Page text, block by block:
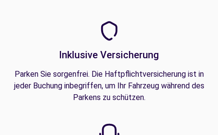
Inklusive Versicherung
Parken Sie sorgenfrei. Die Haftpflichtversicherung ist in
jeder Buchung inbegriffen, um Ihr Fahrzeug während des
Parkens zu schützen.